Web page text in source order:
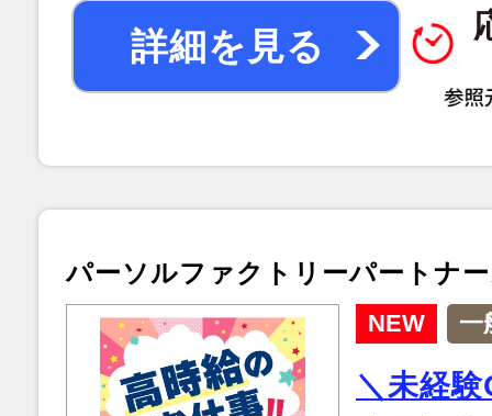
詳細を見る
パーソルファクトリーパートナ
NEW 一
＼未経